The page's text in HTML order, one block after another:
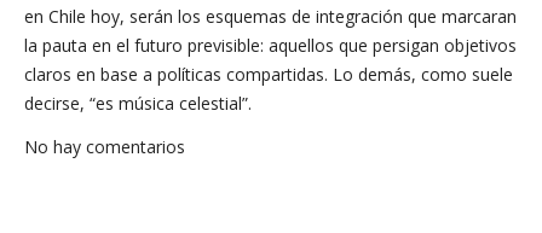
en Chile hoy, serán los esquemas de integración que marcaran
la pauta en el futuro previsible: aquellos que persigan objetivos
claros en base a políticas compartidas. Lo demás, como suele
decirse, “es música celestial”.
No hay comentarios